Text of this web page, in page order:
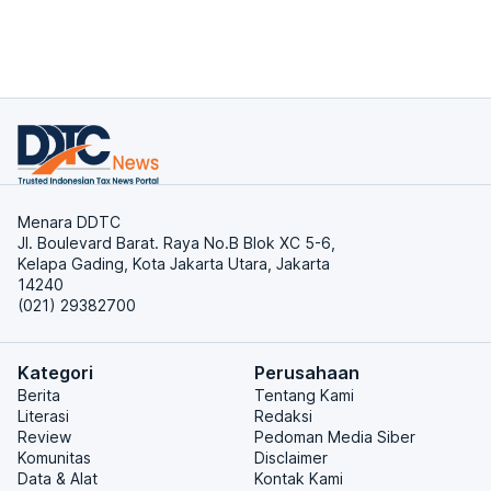
Menara DDTC
Jl. Boulevard Barat. Raya No.B Blok XC 5-6,
Kelapa Gading, Kota Jakarta Utara, Jakarta
14240
(021) 29382700
Kategori
Berita
Literasi
Review
Komunitas
Data & Alat
Perusahaan
Tentang Kami
Redaksi
Pedoman Media Siber
Disclaimer
Kontak Kami